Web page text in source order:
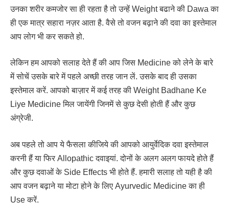
उनका शरीर कमजोर सा ही रहता है तो उन्हें Weight बढाने की Dawa का
ही एक मात्र सहारा नज़र आता है. वैसे तो वजन बढ़ाने की दवा का इस्तेमाल
आप लोग भी कर सकते हो.
लेकिन हम आपको सलाह देते हैं की आप जिस Medicine को लेने के बारे
में सोचें उसके बारे में पहले अच्छी तरह जान लें. उसके बाद ही उसका
इस्तेमाल करें. आपको बाज़ार में कई तरह की Weight Badhane Ke
Liye Medicine मिल जायेंगी जिनमें से कुछ देसी होती हैं और कुछ
अंग्रेजी.
अब पहले तो आप ये फैसला कीजिये की आपको आयुर्वेदिक दवा इस्तेमाल
करनी हैं या फिर Allopathic दवाइयां. दोनों के अलग अलग फायदे होते हैं
और कुछ दवाओं के Side Effects भी होते हैं. हमारी सलाह तो यही है की
आप वजन बढ़ाने या मोटा होने के लिए Ayurvedic Medicine का ही
Use करें.